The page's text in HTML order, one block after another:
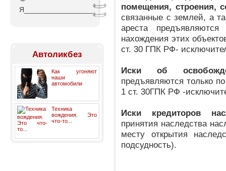
Я_________________
Автоликбез
Как угоняют
наши
автомобили
Техника
вождения. Это
что-то...
помещения, строения,
связанные с землей, а
ареста
нахождения этих
ст. 30 ГПК РФ-
Иски об
предъявляются только
1 ст. 30ГПК РФ -
Иски кредиторов
принятия наследства
месту открытия
подсудность).